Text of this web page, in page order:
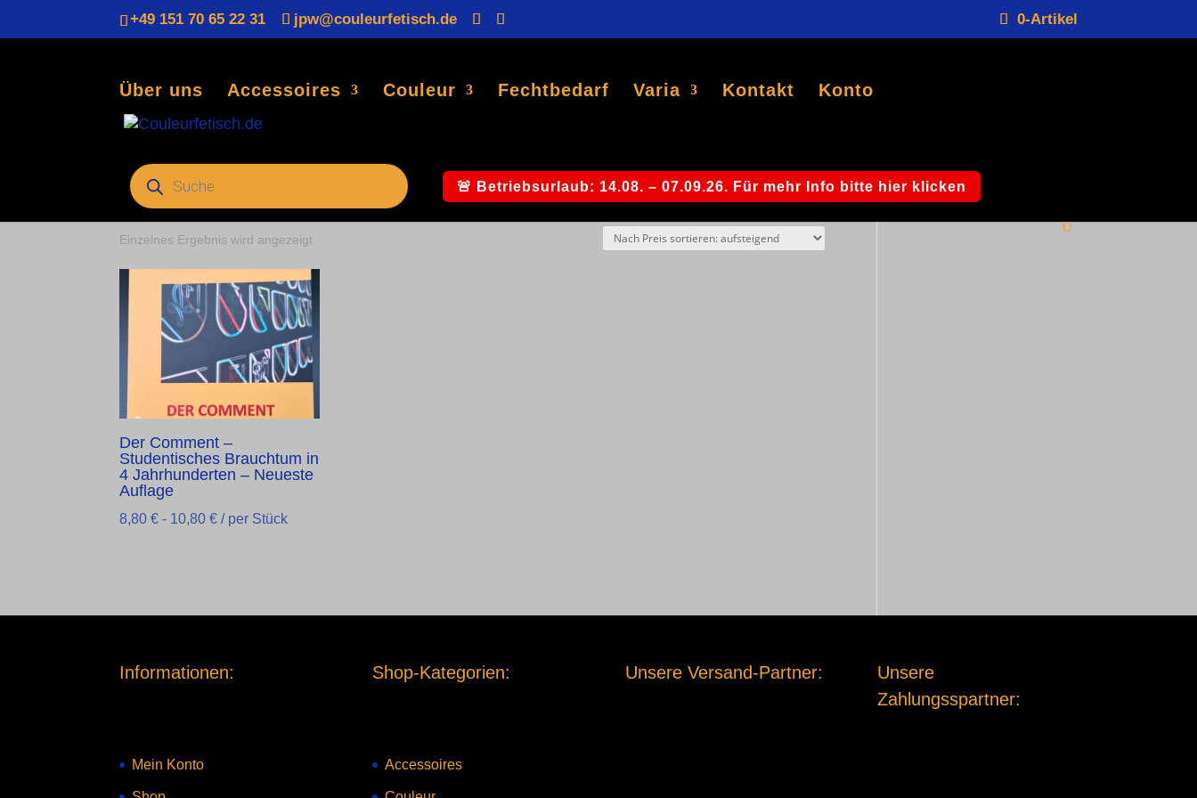
+49 151 70 65 22 31 jpw@couleurfetisch.de 0-Artikel
Über uns Accessoires Couleur Fechtbedarf Varia Kontakt Konto
Products
search
🚨 Betriebsurlaub: 14.08. – 07.09.26. Für mehr Info bitte hier klicken
Products
Start/ Produkte verschlagwortet mit „Comment“
Comment
Einzelnes Ergebnis wird angezeigt
Der Comment –
Studentisches Brauchtum in
4 Jahrhunderten – Neueste
Auflage
8,80€ - 10,80€ / per Stück
Informationen:
Mein Konto
Shop-Kategorien:
Accessoires
Unsere Versand-Partner:
Unsere
Zahlungsspartner: